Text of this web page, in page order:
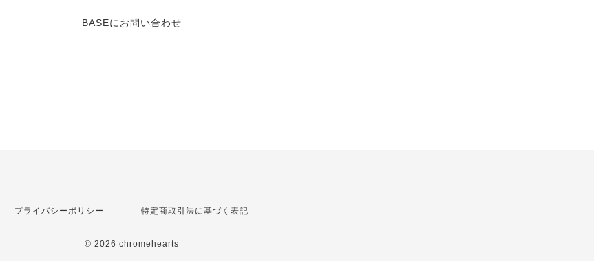
BASEにお問い合わせ
プライバシーポリシー 特定商取引法に基づく表記
© 2026 chromehearts